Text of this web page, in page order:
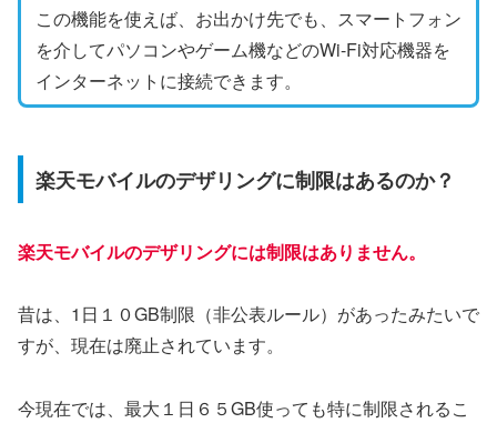
この機能を使えば、お出かけ先でも、スマートフォン
を介してパソコンやゲーム機などのWi-Fi対応機器を
インターネットに接続できます。
楽天モバイルのデザリングに制限はあるのか？
楽天モバイルのデザリングには制限はありません。
昔は、1日１０GB制限（非公表ルール）があったみたいで
すが、現在は廃止されています。
今現在では、最大１日６５GB使っても特に制限されるこ